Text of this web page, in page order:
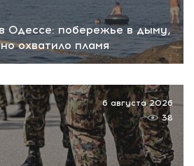
Одессе: побережье в дыму,
охватило пламя
6 августа 2026
38